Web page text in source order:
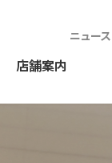
ニュース
店舗案内